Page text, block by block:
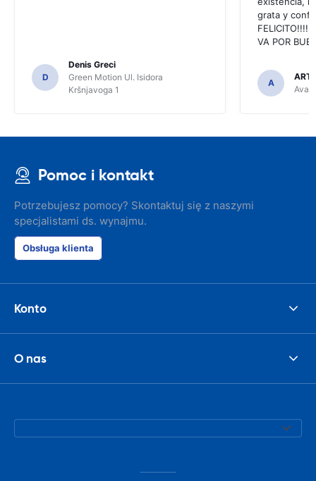
D
Denis Greci
Green Motion Ul. Isidora
Kršnjavoga 1
grata y
FELICITO!!!!,
VA POR
A
Pomoc i kontakt
Potrzebujesz pomocy? Skontaktuj się z naszymi
specjalistami ds. wynajmu.
Obsługa klienta
Konto
O nas